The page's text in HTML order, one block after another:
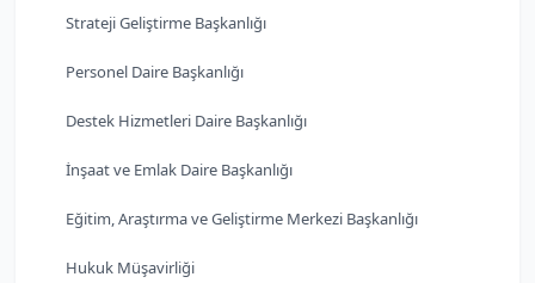
Strateji Geliştirme Başkanlığı
Personel Daire Başkanlığı
Destek Hizmetleri Daire Başkanlığı
İnşaat ve Emlak Daire Başkanlığı
Eğitim, Araştırma ve Geliştirme Merkezi Başkanlığı
Hukuk Müşavirliği